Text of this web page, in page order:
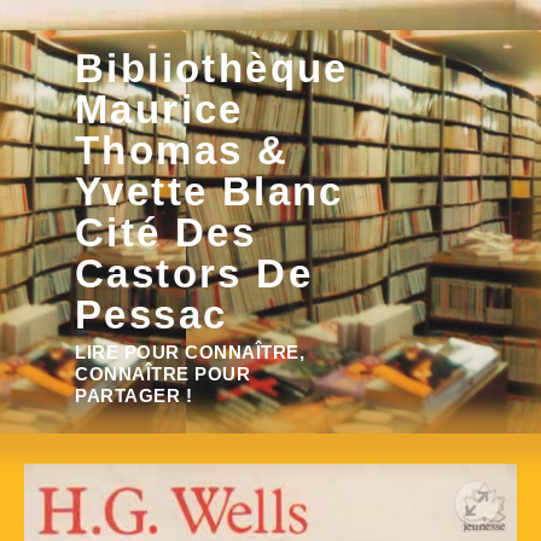
Aller
au
contenuBibliothèque
Maurice
Thomas &
Yvette Blanc
Cité Des
Castors De
Pessac
LIRE POUR CONNAÎTRE,
CONNAÎTRE POUR
PARTAGER !
Rechercher :